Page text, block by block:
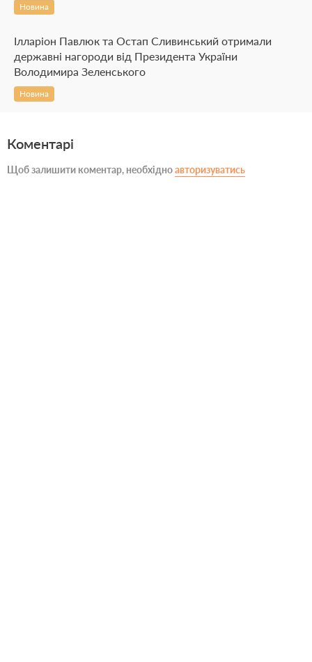
Новина
Ілларіон Павлюк та Остап Сливинський отримали
державні нагороди від Президента України
Володимира Зеленського
Новина
Коментарі
Щоб залишити коментар, необхідноавторизуватись